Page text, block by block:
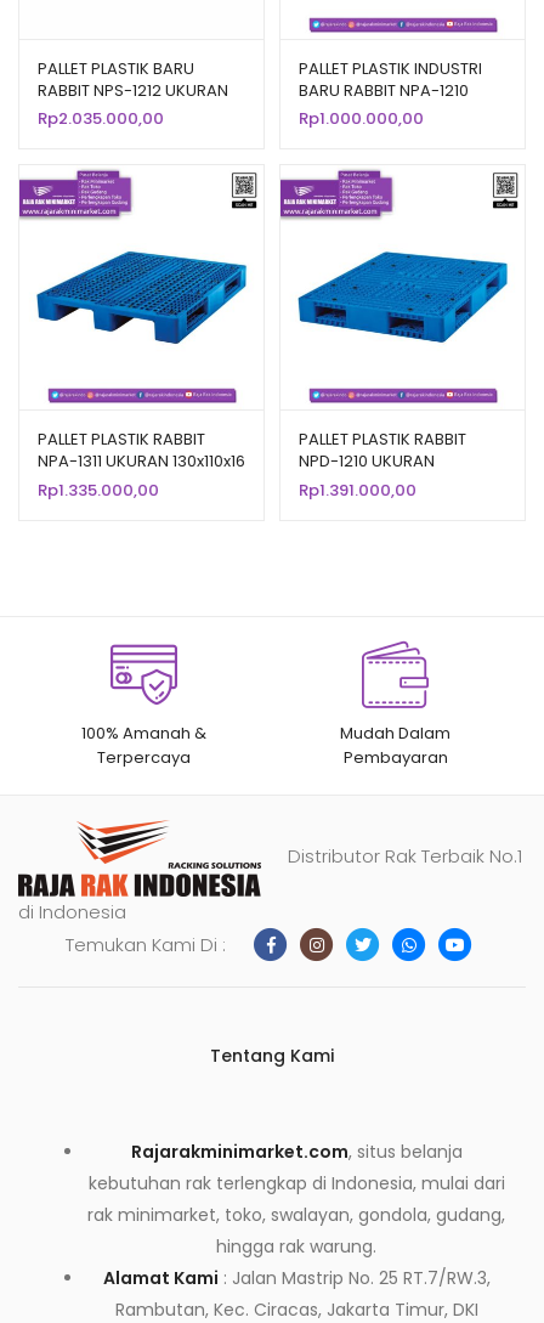
PALLET PLASTIK BARU
RABBIT NPS-1212 UKURAN
120x120x13,2 CM
Rp2.035.000,00
PALLET PLASTIK INDUSTRI
BARU RABBIT NPA-1210
UKURAN 120x100x14 CM
Rp1.000.000,00
PALLET PLASTIK RABBIT
NPA-1311 UKURAN 130x110x16
CM
Rp1.335.000,00
PALLET PLASTIK RABBIT
NPD-1210 UKURAN
120x100x15 CM
Rp1.391.000,00
100% Amanah &
Terpercaya
Mudah Dalam
Pembayaran
Distributor Rak Terbaik No.1
di Indonesia
Temukan Kami Di :
Tentang Kami
Rajarakminimarket.com, situs belanja
kebutuhan rak terlengkap di Indonesia, mulai dari
rak minimarket, toko, swalayan, gondola, gudang,
hingga rak warung.
Alamat Kami : Jalan Mastrip No. 25 RT.7/RW.3,
Rambutan, Kec. Ciracas, Jakarta Timur, DKI